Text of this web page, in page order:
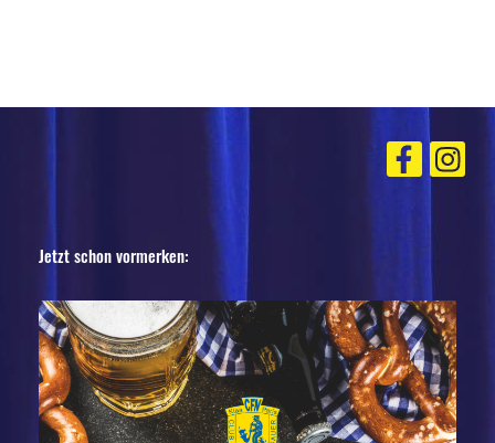
Jetzt schon vormerken: